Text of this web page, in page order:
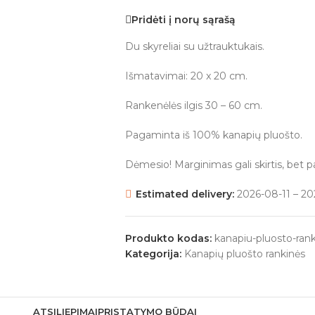
Pridėti į norų sąrašą
Du skyreliai su užtrauktukais.
Išmatavimai: 20 x 20 cm.
Rankenėlės ilgis 30 – 60 cm.
Pagaminta iš 100% kanapių pluošto.
Dėmesio! Marginimas gali skirtis, bet
Estimated delivery:2026-08-11 –
Produkto kodas: kanapiu-pluosto-
Kategorija: Kanapių pluošto rankinės
ATSILIEPIMAIPRISTATYMO BŪDAI